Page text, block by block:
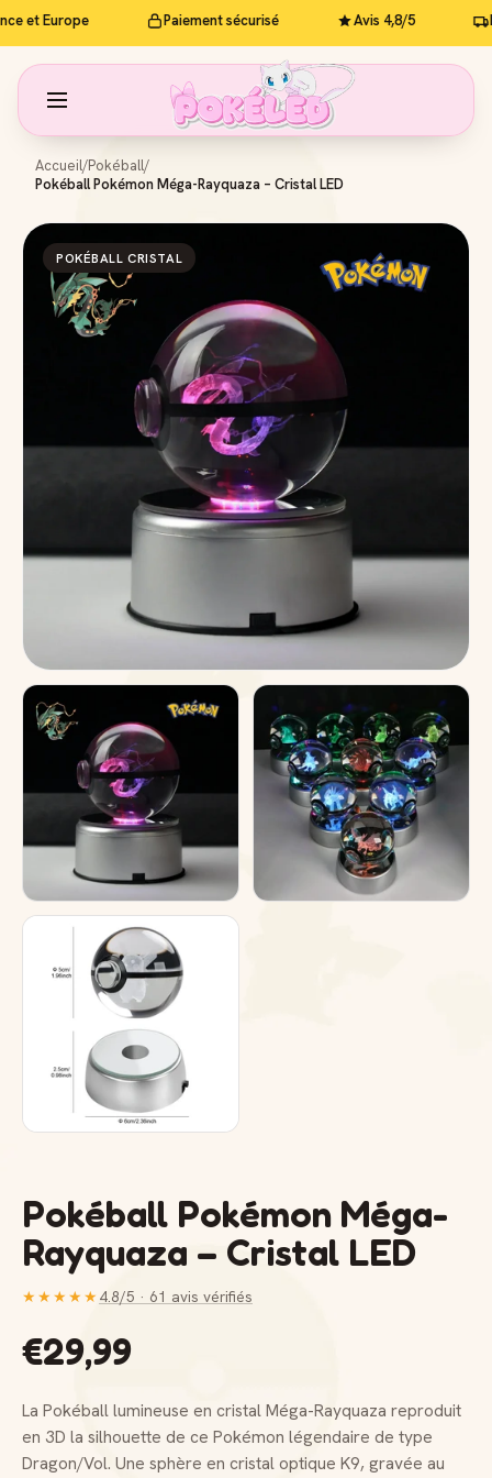
Europe Paiement sécurisé Avis 4,8/5
Accueil/Pokéball/
Pokéball Pokémon Méga-Rayquaza – Cristal LED
POKÉBALL CRISTAL
Pokéball Pokémon Méga-
Rayquaza – Cristal LED
★★★★★4.8/5 · 61 avis vérifiés
€29,99
La Pokéball lumineuse en cristal Méga-Rayquaza reproduit
en 3D la silhouette de ce Pokémon légendaire de type
Dragon/Vol. Une sphère en cristal optique K9, gravée au